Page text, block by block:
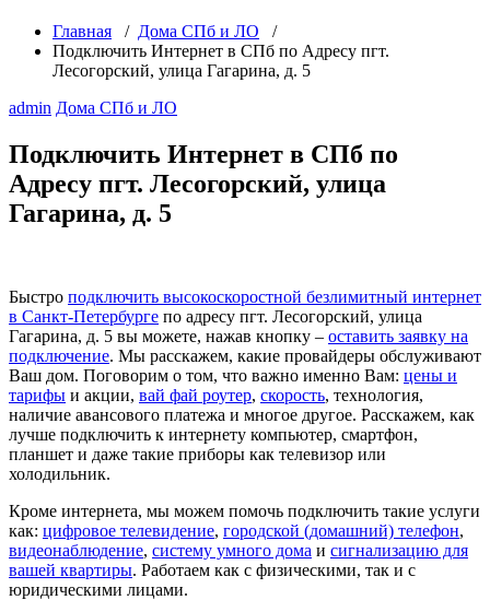
Главная / Дома СПб и ЛО /
Подключить Интернет в СПб по Адресу пгт.
Лесогорский, улица Гагарина, д. 5
admin Дома СПб и ЛО
Подключить Интернет в СПб по
Адресу пгт. Лесогорский, улица
Гагарина, д. 5
Быстро подключить высокоскоростной безлимитный интернет
в Санкт-Петербурге по адресу пгт. Лесогорский, улица
Гагарина, д. 5 вы можете, нажав кнопку – оставить заявку на
подключение. Мы расскажем, какие провайдеры обслуживают
Ваш дом. Поговорим о том, что важно именно Вам: цены и
тарифы и акции, вай фай роутер, скорость, технология,
наличие авансового платежа и многое другое. Расскажем, как
лучше подключить к интернету компьютер, смартфон,
планшет и даже такие приборы как телевизор или
холодильник.
Кроме интернета, мы можем помочь подключить такие услуги
как: цифровое телевидение, городской (домашний) телефон,
видеонаблюдение, систему умного дома и сигнализацию для
вашей квартиры. Работаем как с физическими, так и с
юридическими лицами.